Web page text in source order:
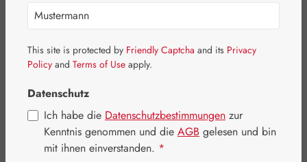
Verkaufspreis:
19,92 € % Regulärer Preis:
24,90 €
This site is protected by Friendly Captcha and its Privacy
Policy and Terms of Use apply.
Datenschutz
Ich habe die Datenschutzbestimmungen zur
Kenntnis genommen und die AGB gelesen und bin
mit ihnen einverstanden. *